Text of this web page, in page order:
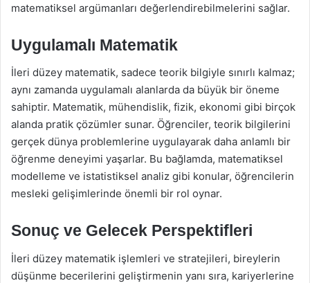
matematiksel argümanları değerlendirebilmelerini sağlar.
Uygulamalı Matematik
İleri düzey matematik, sadece teorik bilgiyle sınırlı kalmaz;
aynı zamanda uygulamalı alanlarda da büyük bir öneme
sahiptir. Matematik, mühendislik, fizik, ekonomi gibi birçok
alanda pratik çözümler sunar. Öğrenciler, teorik bilgilerini
gerçek dünya problemlerine uygulayarak daha anlamlı bir
öğrenme deneyimi yaşarlar. Bu bağlamda, matematiksel
modelleme ve istatistiksel analiz gibi konular, öğrencilerin
mesleki gelişimlerinde önemli bir rol oynar.
Sonuç ve Gelecek Perspektifleri
İleri düzey matematik işlemleri ve stratejileri, bireylerin
düşünme becerilerini geliştirmenin yanı sıra, kariyerlerine